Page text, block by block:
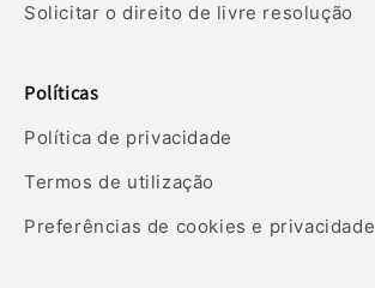
Solicitar o direito de livre resolução
Políticas
Política de privacidade
Termos de utilização
Preferências de cookies e privacidade